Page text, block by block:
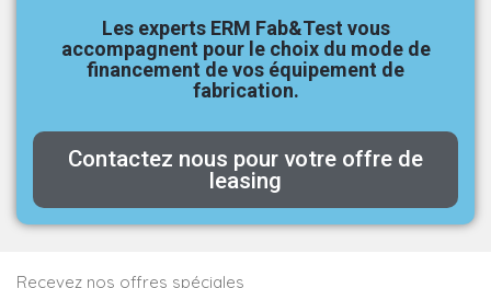
Les experts ERM Fab&Test vous
accompagnent pour le choix du mode de
financement de vos équipement de
fabrication.
Contactez nous pour votre offre de
leasing
Recevez nos offres spéciales